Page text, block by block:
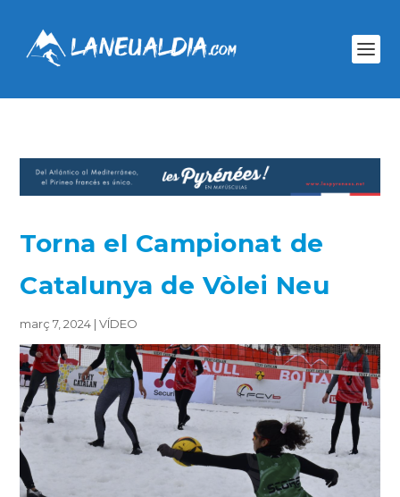
Torna el Campionat de
Catalunya de Vòlei Neu
març 7, 2024 |VÍDEO